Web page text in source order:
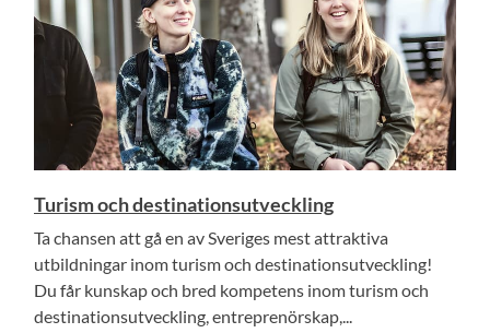
Turism och destinationsutveckling
Ta chansen att gå en av Sveriges mest attraktiva
utbildningar inom turism och destinationsutveckling!
Du får kunskap och bred kompetens inom turism och
destinationsutveckling, entreprenörskap,...